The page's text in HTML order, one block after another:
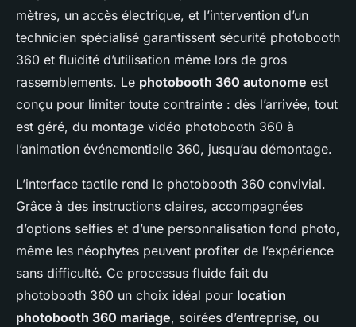
mètres, un accès électrique, et l’intervention d’un
technicien spécialisé garantissent sécurité photobooth
360 et fluidité d’utilisation même lors de gros
rassemblements. Le photobooth 360 autonome est
conçu pour limiter toute contrainte : dès l’arrivée, tout
est géré, du montage vidéo photobooth 360 à
l’animation événementielle 360, jusqu’au démontage.
L’interface tactile rend le photobooth 360 convivial.
Grâce à des instructions claires, accompagnées
d’options selfies et d’une personnalisation fond photo,
même les néophytes peuvent profiter de l’expérience
sans difficulté. Ce processus fluide fait du
photobooth 360 un choix idéal pour location
photobooth 360 mariage, soirées d’entreprise, ou